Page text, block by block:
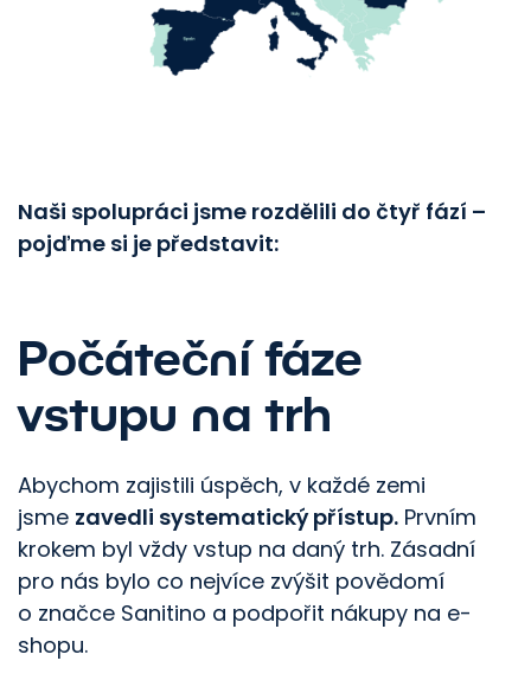
Naši spolupráci jsme rozdělili do čtyř fází –
pojďme si je představit:
Počáteční fáze
vstupu na trh
Abychom zajistili úspěch, v každé zemi
jsme zavedli systematický přístup. Prvním
krokem byl vždy vstup na daný trh. Zásadní
pro nás bylo co nejvíce zvýšit povědomí
o značce Sanitino a podpořit nákupy na e-
shopu.